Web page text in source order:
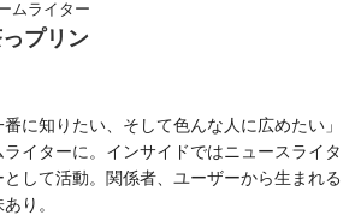
ムライター
プリン
番に知りたい、そして色んな人に広めたい」
イターに。インサイドではニュースライタ
して活動。関係者、ユーザーから生まれる
り。